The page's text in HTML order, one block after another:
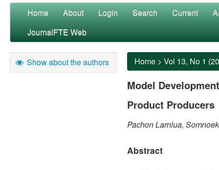
Home About Login Search Current
JournalFTE Web
Show about the authors Home > Vol 13, No 1
Model
Product Producers
Pachon Larnlua,
Abstract